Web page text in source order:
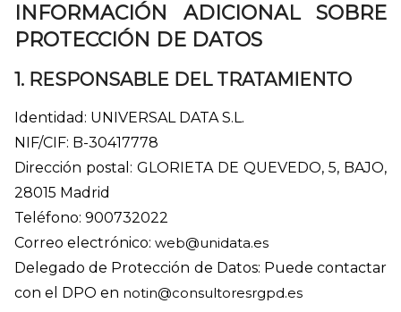
INFORMACIÓN ADICIONAL SOBRE
PROTECCIÓN DE DATOS
1. RESPONSABLE DEL TRATAMIENTO
Identidad: UNIVERSAL DATA S.L.
NIF/CIF: B-30417778
Dirección postal: GLORIETA DE QUEVEDO, 5, BAJO,
28015 Madrid
Teléfono: 900732022
Correo electrónico: web@unidata.es
Delegado de Protección de Datos: Puede contactar
con el DPO en notin@consultoresrgpd.es